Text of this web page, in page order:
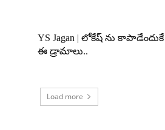
YS Jagan | లోకేష్ ను కాపాడేందుకే
ఈ డ్రామాలు..
Load more